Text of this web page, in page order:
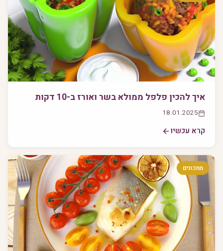
איך להכין פלפל ממולא בשר ואורז ב-10 דקות
18.01.2025
קרא עכשיו
מתכונים